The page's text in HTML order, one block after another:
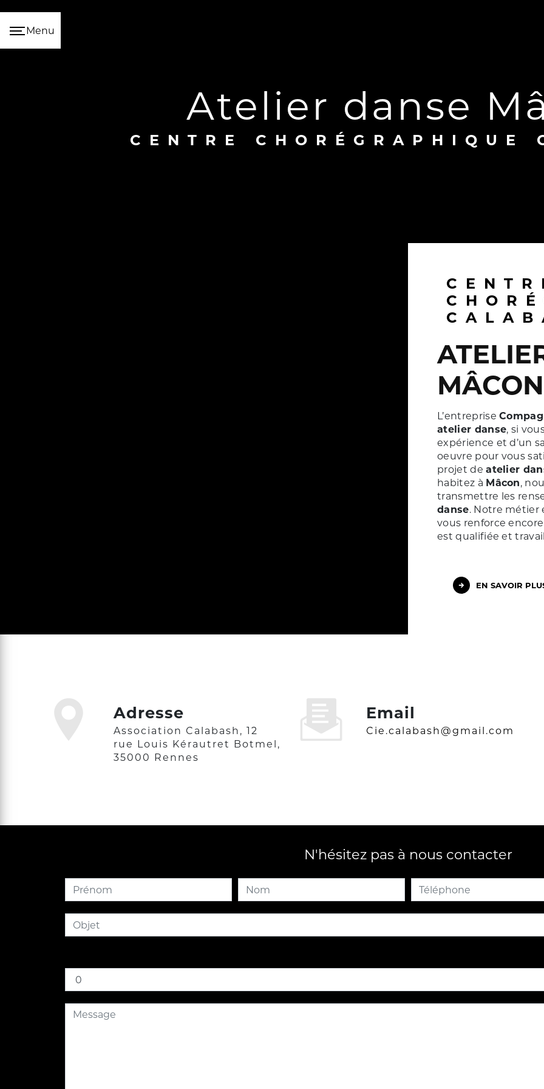
Menu
atelier danse
CENTRE CHORÉGRAPHIQUE
CENTRE
ATELIER DANSE À
MÂCON
L’entreprise
atelier danse, si
expérience et d’un
oeuvre pour vous
projet deatelier
habitez à Mâcon,
transmettre les
danse. Notre métier
vous renforce
est qualifiée et
EN SAVOIR
Adresse
Association Calabash, 12
rue Louis Kérautret Botmel,
35000 Rennes
Email
cie.calabash@gmail.com
N'hésitez pas à nous contacter